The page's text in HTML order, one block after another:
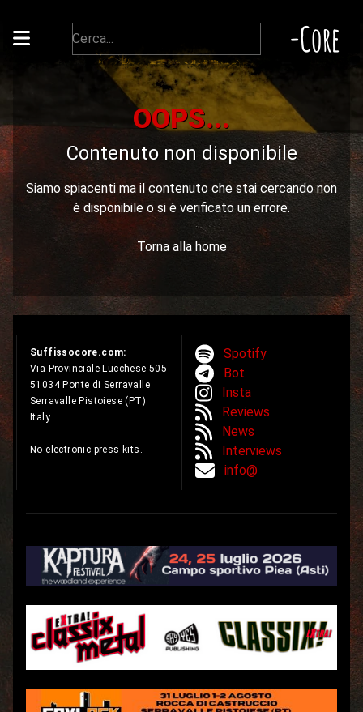
-Core
OOPS...
Contenuto non disponibile
Siamo spiacenti ma il contenuto che stai cercando non
è disponibile o si è verificato un errore.
Torna alla home
Suffissocore.com:
Via Provinciale Lucchese 505
51034 Ponte di Serravalle
Serravalle Pistoiese (PT)
Italy
No electronic press kits.
Spotify
Bot
Insta
Reviews
News
Interviews
info@